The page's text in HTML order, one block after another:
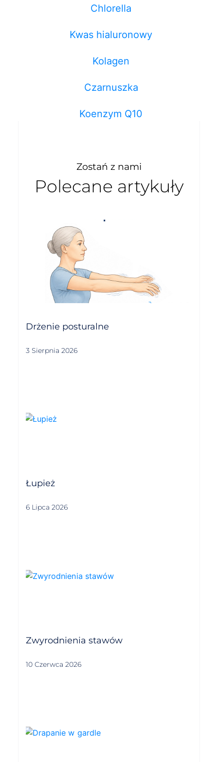
Chlorella
Kwas hialuronowy
Kolagen
Czarnuszka
Koenzym Q10
Zostań z nami
Polecane artykuły
Drżenie posturalne
3 Sierpnia 2026
Łupież
6 Lipca 2026
Zwyrodnienia stawów
10 Czerwca 2026